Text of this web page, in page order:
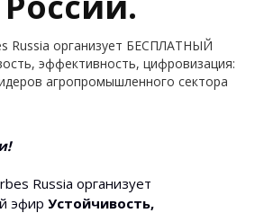
Russia организует БЕСПЛАТНЫЙ
эффективность, цифровизация:
агропромышленного сектора
Russia организует
эфир Устойчивость,